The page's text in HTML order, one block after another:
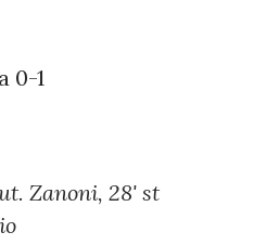
0-1
Zanoni, 28' st